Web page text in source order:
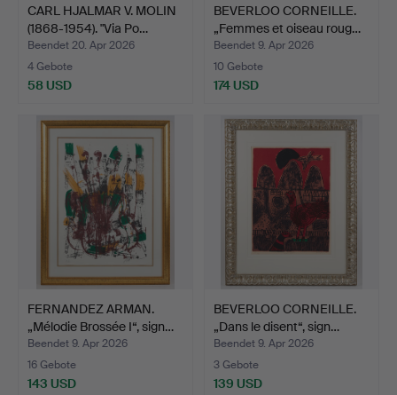
CARL HJALMAR V. MOLIN
(1868-1954). "Via Po…
Beendet 20. Apr 2026
4 Gebote
58 USD
BEVERLOO CORNEILLE.
„Femmes et oiseau roug…
Beendet 9. Apr 2026
10 Gebote
174 USD
FERNANDEZ ARMAN.
„Mélodie Brossée I“, sign…
Beendet 9. Apr 2026
16 Gebote
143 USD
BEVERLOO CORNEILLE.
„Dans le disent“, sign…
Beendet 9. Apr 2026
3 Gebote
139 USD